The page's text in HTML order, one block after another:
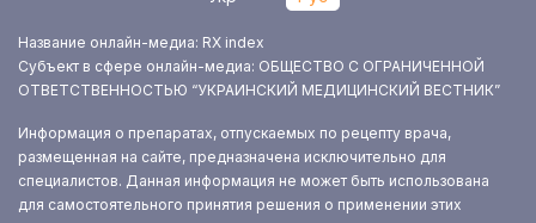
Название онлайн-медиа: RX index
Субъект в сфере онлайн-медиа: ОБЩЕСТВО С ОГРАНИЧЕННОЙ
ОТВЕТСТВЕННОСТЬЮ “УКРАИНСКИЙ МЕДИЦИНСКИЙ ВЕСТНИК”
Информация о препаратах, отпускаемых по рецепту врача,
размещенная на сайте, предназначена исключительно для
специалистов. Данная информация не может быть использована
для самостоятельного принятия решения о применении этих